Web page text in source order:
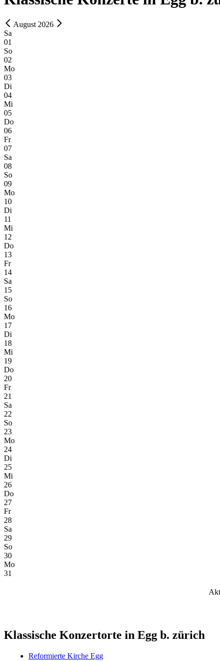
August 2026
Sa
01
So
02
Mo
03
Di
04
Mi
05
Do
06
Fr
07
Sa
08
So
09
Mo
10
Di
11
Mi
12
Do
13
Fr
14
Sa
15
So
16
Mo
17
Di
18
Mi
19
Do
20
Fr
21
Sa
22
So
23
Mo
24
Di
25
Mi
26
Do
27
Fr
28
Sa
29
So
30
Mo
31
Klassische Konzertorte in Egg b. zürich
Reformierte Kirche Egg